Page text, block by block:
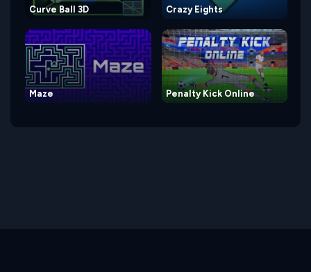
Curve Ball 3D Crazy Eights
Maze Penalty Kick Online